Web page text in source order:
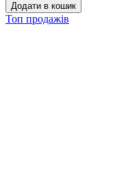
Додати в кошик
Топ продажів